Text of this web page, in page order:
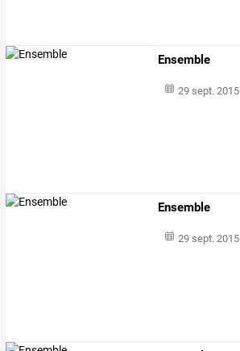
Ensemble
29 sept. 2015
Ensemble
29 sept. 2015